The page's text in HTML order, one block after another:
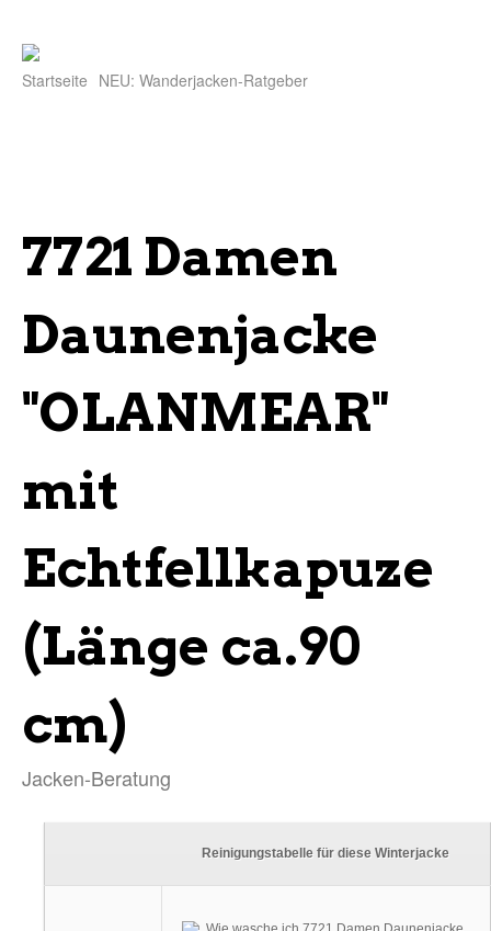
Startseite NEU: Wanderjacken-Ratgeber
7721 Damen
Daunenjacke
"OLANMEAR"
mit
Echtfellkapuze
(Länge ca.90
cm)
Jacken-Beratung
Reinigungstabelle für diese Winterjacke